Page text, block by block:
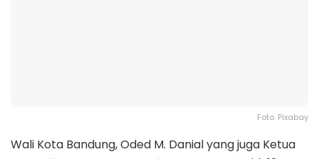
Foto: Pixabay
Wali Kota Bandung, Oded M. Danial yang juga Ketua